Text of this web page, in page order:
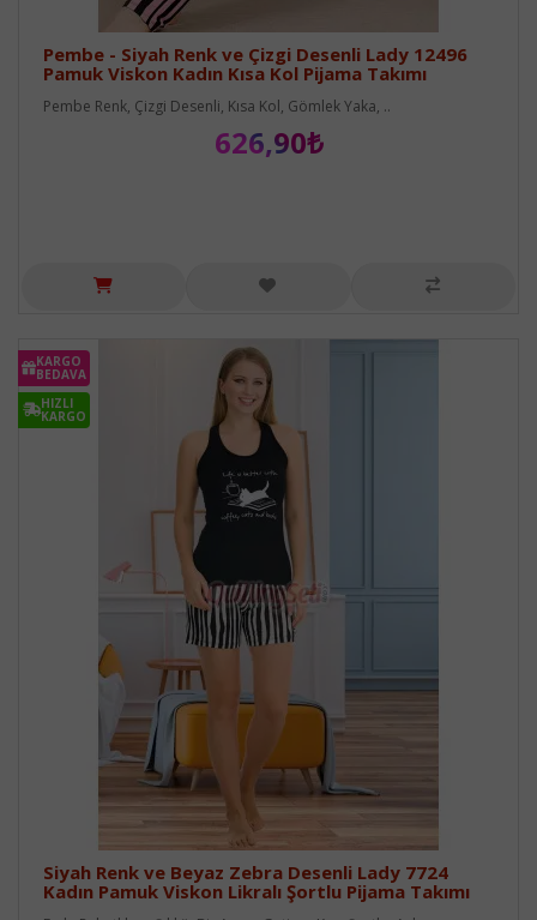
Pembe - Siyah Renk ve Çizgi Desenli Lady 12496
Pamuk Viskon Kadın Kısa Kol Pijama Takımı
Pembe Renk, Çizgi Desenli, Kısa Kol, Gömlek Yaka, ..
626,90₺
KARGO
BEDAVA
HIZLI
KARGO
Siyah Renk ve Beyaz Zebra Desenli Lady 7724
Kadın Pamuk Viskon Likralı Şortlu Pijama Takımı